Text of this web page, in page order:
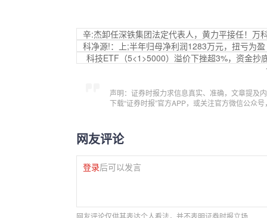
辛:杰卸任深铁集团法定代表人，黄力平接任！万
科净源!：上;半年归母净利润1283万元，扭亏为盈
科技ETF（5<1>5000）溢价下挫超3%，资金抄
声明：证券时报力求信息真实、准确，文章提及
下载“证券时报”官方APP，或关注官方微信公众
网友评论
登录后可以发言